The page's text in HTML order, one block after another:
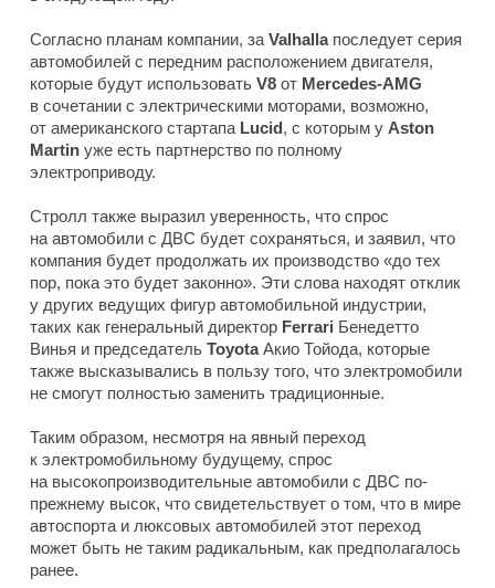
Согласно планам компании, за Valhallaпоследует серия
автомобилей с передним расположением двигателя,
которые будут использовать V8 от Mercedes-AMG
в сочетании с электрическими моторами, возможно,
от американского стартапа Lucid, с которым у Aston
Martin уже есть партнерство по полному
электроприводу.
Стролл также выразил уверенность, что спрос
на автомобили с ДВС будет сохраняться, и заявил, что
компания будет продолжать их производство «до тех
пор, пока это будет законно». Эти слова находят отклик
у других ведущих фигур автомобильной индустрии,
таких как генеральный директор Ferrari Бенедетто
Винья и председатель ToyotaАкио Тойода, которые
также высказывались в пользу того, что электромобили
не смогут полностью заменить традиционные.
Таким образом, несмотря на явный переход
к электромобильному будущему, спрос
на высокопроизводительные автомобили с ДВС по-
прежнему высок, что свидетельствует о том, что в мире
автоспорта и люксовых автомобилей этот переход
может быть не таким радикальным, как предполагалось
ранее.